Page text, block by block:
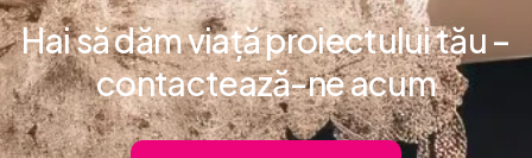
Hai să dăm viață proiectului tău –
contactează-ne acum